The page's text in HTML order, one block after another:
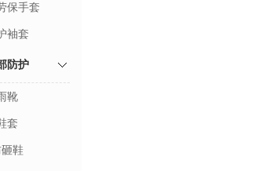
保手套
袖套
防护
靴
套
砸鞋